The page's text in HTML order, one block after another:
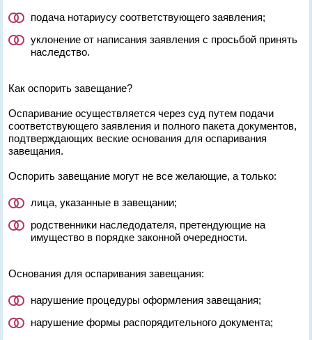
подача нотариусу соответствующего заявления;
уклонение от написания заявления с просьбой принять
наследство.
Как оспорить завещание?
Оспаривание осуществляется через суд путем подачи
соответствующего заявления и полного пакета документов,
подтверждающих веские основания для оспаривания
завещания.
Оспорить завещание могут не все желающие, а только:
лица, указанные в завещании;
родственники наследодателя, претендующие на
имущество в порядке законной очередности.
Основания для оспаривания завещания:
нарушение процедуры оформления завещания;
нарушение формы распорядительного документа;